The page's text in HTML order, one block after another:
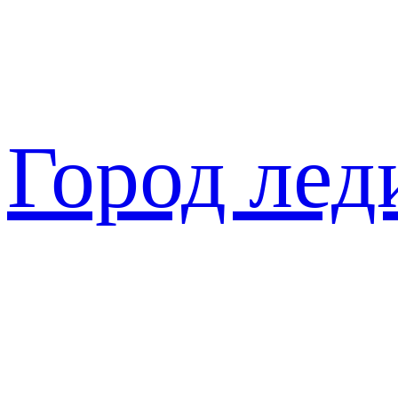
Город